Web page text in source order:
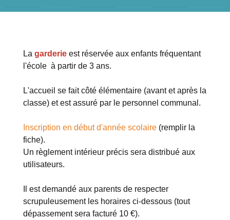
La garderie est réservée aux enfants fréquentant
l'école à partir de 3 ans.
L'accueil se fait côté élémentaire (avant et après la
classe) et est assuré par le personnel communal.
Inscription en début d'année scolaire (remplir la
fiche).
Un règlement intérieur précis sera distribué aux
utilisateurs.
Il est demandé aux parents de respecter
scrupuleusement les horaires ci-dessous (tout
dépassement sera facturé 10 €).